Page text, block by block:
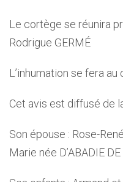
Le cortège se réunira
Rodrigue GERMÉ
L’inhumation se fera
Cet avis est diffusé de
Son épouse : Rose-
Marie née D’ABADIE